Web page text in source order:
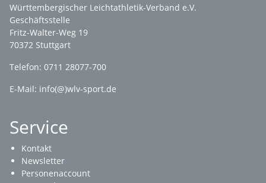
Württembergischer Leichtathletik-Verband e.V.
Geschäftsstelle
Fritz-Walter-Weg 19
70372 Stuttgart
Telefon: 0711 28077-700
E-Mail: info(@)wlv-sport.de
Service
Kontakt
Newsletter
Personenaccount